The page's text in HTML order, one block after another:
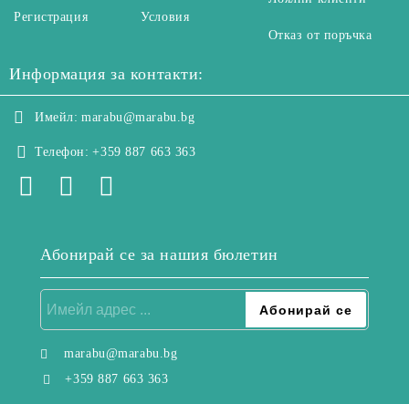
Регистрация Условия
Отказ от поръчка
Информация за контакти:
Имейл: marabu@marabu.bg
Телефон: +359 887 663 363
Абонирай се за нашия бюлетин
marabu@marabu.bg
+359 887 663 363